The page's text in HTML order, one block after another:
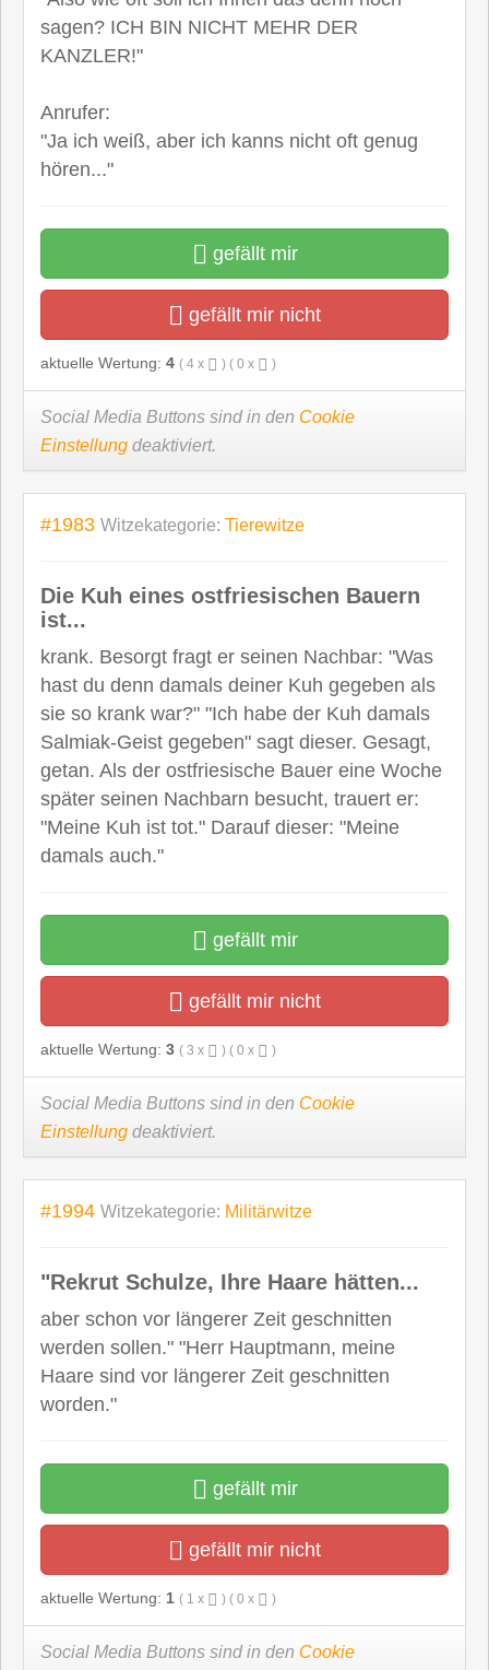
sagen? ICH BIN NICHT MEHR DER
KANZLER!"
Anrufer:
"Ja ich weiß, aber ich kanns nicht oft genug
hören..."
gefällt mir
gefällt mir nicht
aktuelle Wertung: 4 ( 4 x ) ( 0 x )
Social Media Buttons sind in den Cookie
Einstellung deaktiviert.
#1983 Witzekategorie: Tierewitze
Die Kuh eines ostfriesischen Bauern
ist...
krank. Besorgt fragt er seinen Nachbar: "Was
hast du denn damals deiner Kuh gegeben als
sie so krank war?" "Ich habe der Kuh damals
Salmiak-Geist gegeben" sagt dieser. Gesagt,
getan. Als der ostfriesische Bauer eine Woche
später seinen Nachbarn besucht, trauert er:
"Meine Kuh ist tot." Darauf dieser: "Meine
damals auch."
gefällt mir
gefällt mir nicht
aktuelle Wertung: 3 ( 3 x ) ( 0 x )
Social Media Buttons sind in den Cookie
Einstellung deaktiviert.
#1994 Witzekategorie: Militärwitze
"Rekrut Schulze, Ihre Haare hätten...
aber schon vor längerer Zeit geschnitten
werden sollen." "Herr Hauptmann, meine
Haare sind vor längerer Zeit geschnitten
worden."
gefällt mir
gefällt mir nicht
aktuelle Wertung: 1 ( 1 x ) ( 0 x )
Social Media Buttons sind in den Cookie